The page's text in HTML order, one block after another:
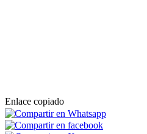
Enlace copiado